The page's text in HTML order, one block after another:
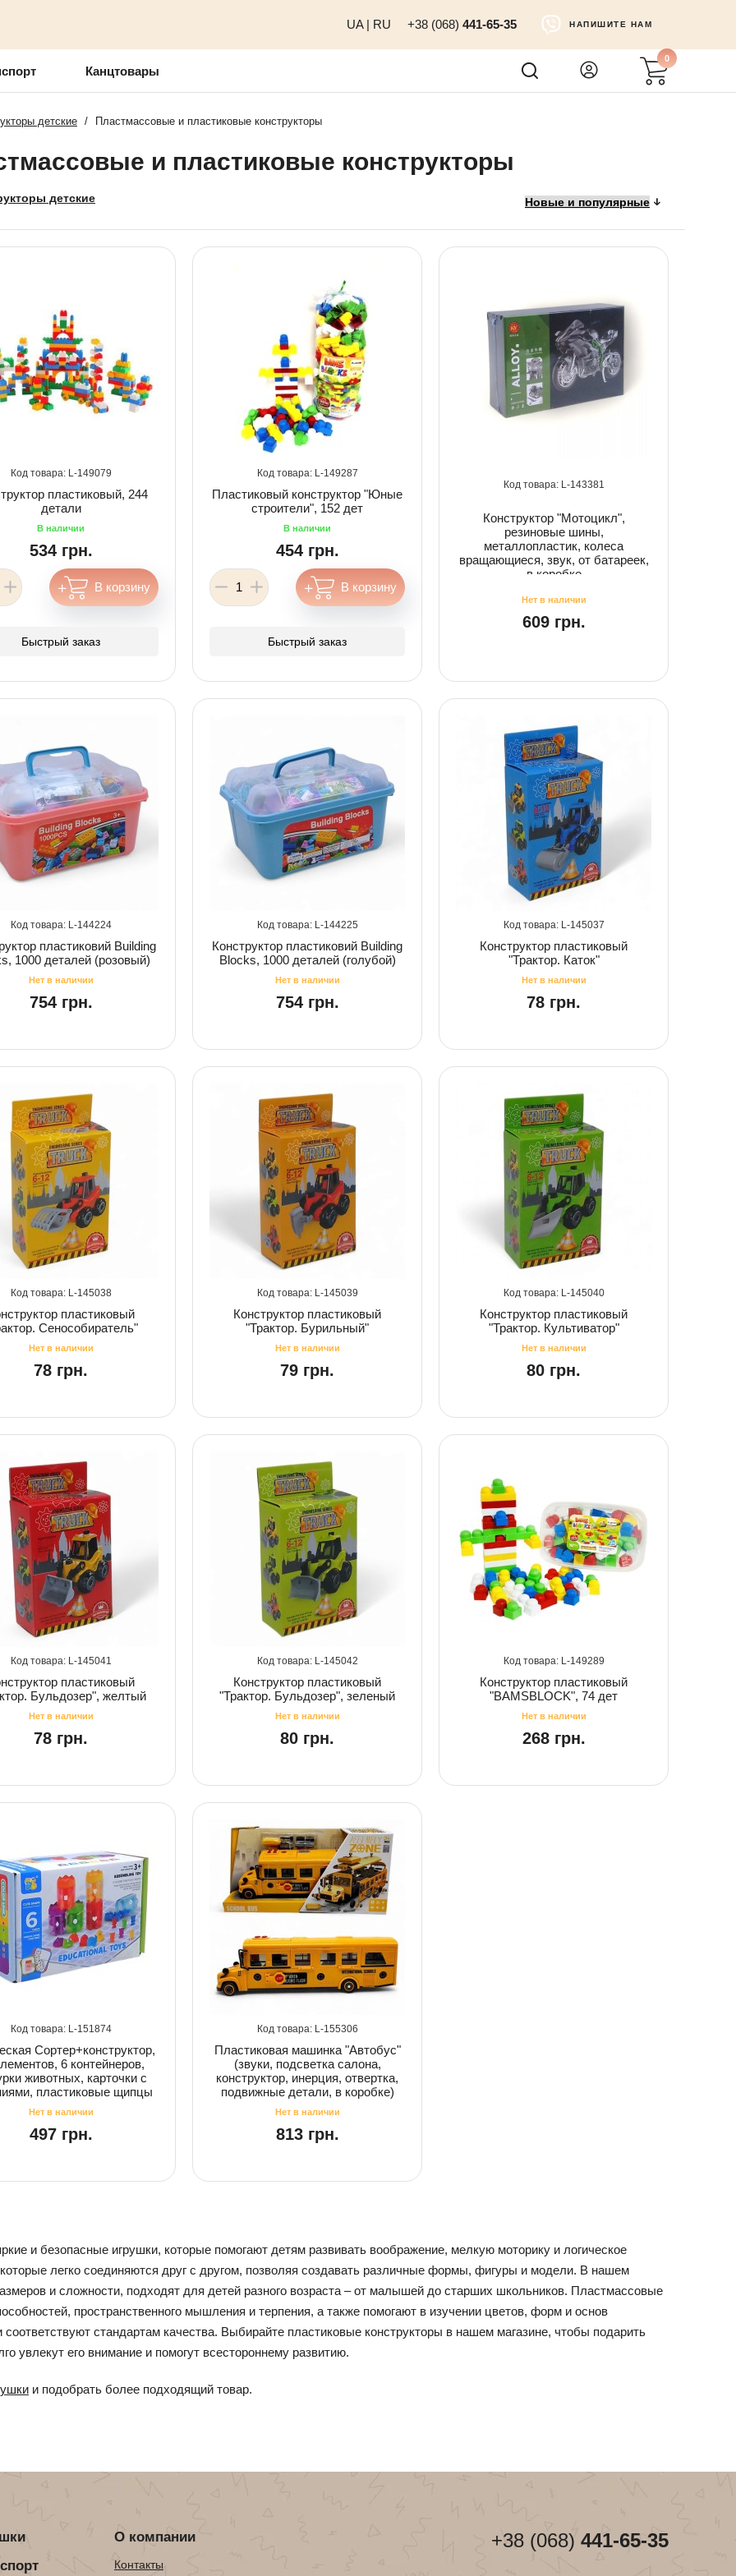
UA| RU +38 (068) 441-65-35 НАПИШИТЕ НАМ
Канцтовары
0
детские / Пластмассовые и пластиковые конструкторы
и пластиковые конструкторы
детские
149079
пластиковый, 244
детали
534 грн.
Быстрый заказ
149287
Пластиковый конструктор "Юные
строители", 152 дет
454 грн.
Быстрый заказ
143381
Конструктор "Мотоцикл",
резиновые шины,
металлопластик, колеса
вращающиеся, звук, от батареек,
в коробке
609 грн.
144224
пластиковий Building
1000 деталей (розовый)
754 грн.
144225
Конструктор пластиковий Building
Blocks, 1000 деталей (голубой)
754 грн.
145037
Конструктор пластиковый
"Трактор. Каток"
78 грн.
145038
пластиковый
Сенособиратель"
78 грн.
145039
Конструктор пластиковый
"Трактор. Бурильный"
79 грн.
145040
Конструктор пластиковый
"Трактор. Культиватор"
80 грн.
145041
пластиковый
Бульдозер", желтый
78 грн.
145042
Конструктор пластиковый
"Трактор. Бульдозер", зеленый
80 грн.
149289
Конструктор пластиковый
"BAMSBLOCK", 74 дет
268 грн.
151874
Сортер+конструктор,
6 контейнеров,
животных, карточки с
пластиковые щипцы
497 грн.
155306
Пластиковая машинка "Автобус"
(звуки, подсветка салона,
конструктор, инерция, отвертка,
подвижные детали, в коробке)
813 грн.
и безопасные игрушки, которые помогают детям развивать воображение, мелкую моторику и логическое
легко соединяются друг с другом, позволяя создавать различные формы, фигуры и модели. В нашем
и сложности, подходят для детей разного возраста – от малышей до старших школьников. Пластмассовые
пространственного мышления и терпения, а также помогают в изучении цветов, форм и основ
стандартам качества. Выбирайте пластиковые конструкторы в нашем магазине, чтобы подарить
увлекут его внимание и помогут всестороннему развитию.
и подобрать более подходящий товар.
О компании
Контакты
+38 (068) 441-65-35